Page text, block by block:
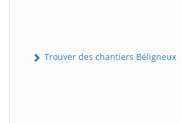
Trouver des chantiers Béligneux